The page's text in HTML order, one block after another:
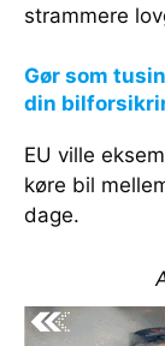
strammere
Gør som
din
EU ville
køre bil
dage.